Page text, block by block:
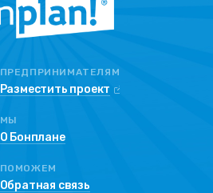
ПРЕДПРИНИМАТЕЛЯМ
Разместить проект
МЫ
О Бонплане
ПОМОЖЕМ
Обратная связь